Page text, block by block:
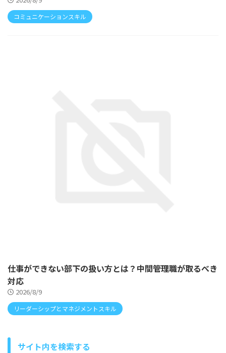
コミュニケーションスキル
仕事ができない部下の扱い方とは？中間管理職が取るべき
対応
2026/8/9
リーダーシップとマネジメントスキル
サイト内を検索する